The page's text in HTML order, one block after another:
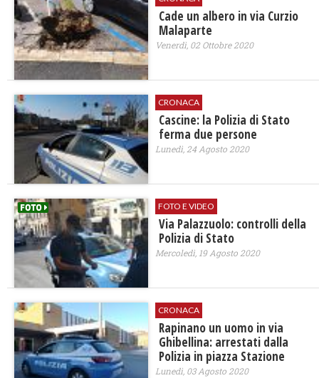
Cade un albero in via Curzio
Malaparte
Venerdì, 02 Ottobre 2020
CRONACA
Cascine: la Polizia di Stato
ferma due persone
Lunedì, 24 Agosto 2020
FOTO E VIDEO
Via Palazzuolo: controlli della
Polizia di Stato
Mercoledì, 19 Agosto 2020
CRONACA
Rapinano un uomo in via
Ghibellina: arrestati dalla
Polizia in piazza Stazione
Lunedì, 03 Agosto 2020